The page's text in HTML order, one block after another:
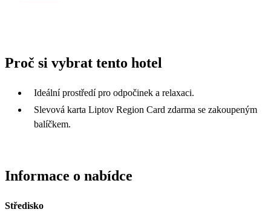
Proč si vybrat tento hotel
Ideální prostředí pro odpočinek a relaxaci.
Slevová karta Liptov Region Card zdarma se zakoupeným
balíčkem.
Informace o nabídce
Středisko